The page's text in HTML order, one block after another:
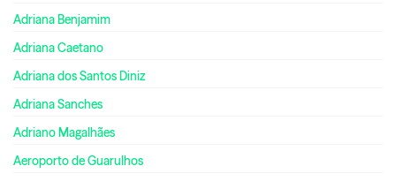
Adriana Benjamim
Adriana Caetano
Adriana dos Santos Diniz
Adriana Sanches
Adriano Magalhães
Aeroporto de Guarulhos